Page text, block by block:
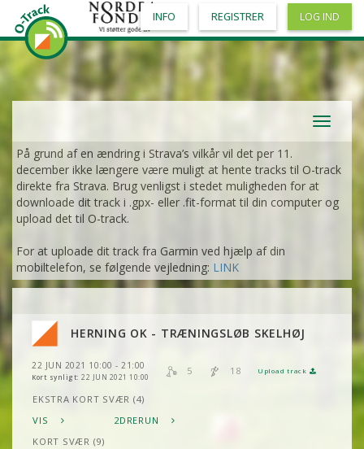
Toggle
På grund af en ændring i Strava’s vilkår vil det per 11.
december ikke længere være muligt at hente tracks til O-track
direkte fra Strava. Brug venligst i stedet muligheden for at
downloade dit track i .gpx- eller .fit-format til din computer og
upload det til O-track.
For at uploade dit track fra Garmin ved hjælp af din
mobiltelefon, se følgende vejledning: LINK
HERNING OK - TRÆNINGSLØB SKELHØJ
22 JUN 2021 10:00 - 21:00
Kort synligt: 22 JUN 2021 10:00
5 18 Upload track
EKSTRA KORT SVÆR (4)
VIS
2DRERUN
KORT SVÆR (9)
INFO REGISTRER LOG IND